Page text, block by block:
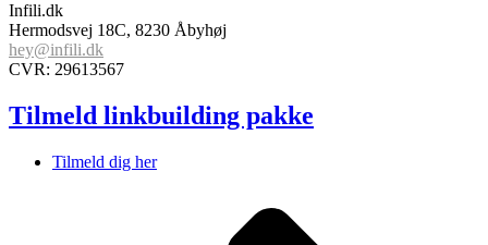
Infili.dk
Hermodsvej 18C, 8230 Åbyhøj
hey@infili.dk
CVR: 29613567
Tilmeld linkbuilding pakke
Tilmeld dig her